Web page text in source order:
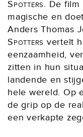
Spotters. De film
magische en
Anders Thomas
Spotters vertelt
eenzaamheid,
zitten in hun
landende en
hele wereld. Op
de grip op de
een verkapte